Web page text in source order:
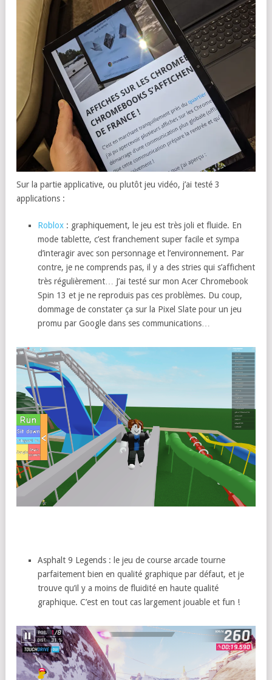
Sur la partie applicative, ou plutôt jeu vidéo, j’ai testé 3
applications :
Roblox : graphiquement, le jeu est très joli et fluide. En
mode tablette, c’est franchement super facile et sympa
d’interagir avec son personnage et l’environnement. Par
contre, je ne comprends pas, il y a des stries qui s’affichent
très régulièrement… J’ai testé sur mon Acer Chromebook
Spin 13 et je ne reproduis pas ces problèmes. Du coup,
dommage de constater ça sur la Pixel Slate pour un jeu
promu par Google dans ses communications…
Asphalt 9 Legends : le jeu de course arcade tourne
parfaitement bien en qualité graphique par défaut, et je
trouve qu’il y a moins de fluidité en haute qualité
graphique. C’est en tout cas largement jouable et fun !